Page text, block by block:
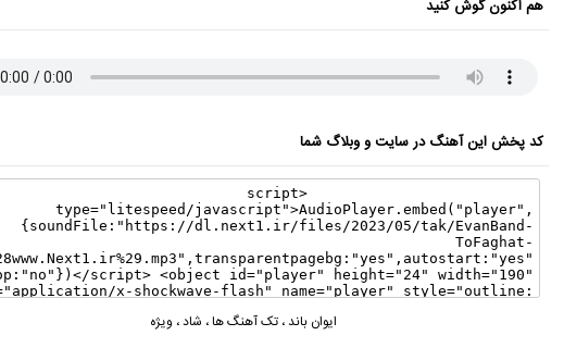
هم اکنون گوش کنید
کد پخش این آهنگ در سایت و وبلاگ شما
ایوان باند ، تک آهنگ ها، شاد، ویژه